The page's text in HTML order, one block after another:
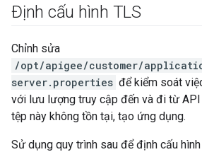
Định cấu hình TLS
Chỉnh sửa
/opt/apigee/customer/
server.properties để kiểm soát
với lưu lượng truy cập đến và đi từ API
tệp này không tồn tại, tạo ứng dụng.
Sử dụng quy trình sau để định cấu